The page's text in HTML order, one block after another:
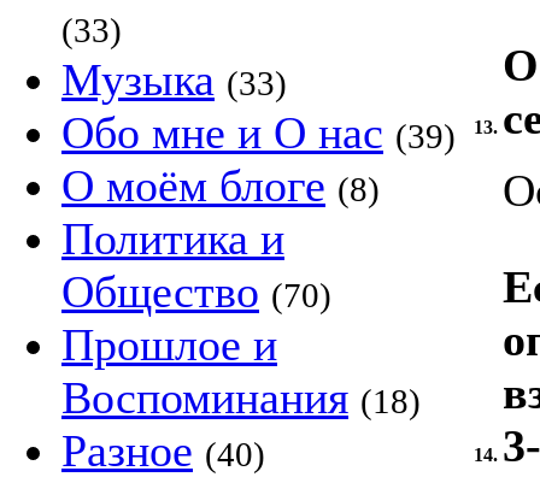
(33)
Музыка (33)
Обо мне и О нас (39)
О моём блоге (8)
Политика и
Общество (70)
Прошлое и
Воспоминания (18)
Разное (40)
13.
14.